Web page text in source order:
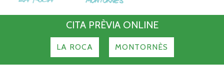
CITA PRÈVIA ONLINE
LA ROCA MONTORNÈS